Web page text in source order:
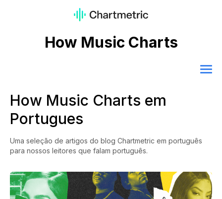
How Music Charts
How Music Charts em
Portugues
Uma seleção de artigos do blog Chartmetric em português
para nossos leitores que falam português.